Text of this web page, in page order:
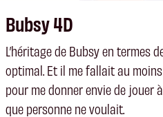
Bubsy 4D
L’héritage de Bubsy en termes
optimal. Et il me fallait au
pour me donner envie de jouer à
que personne ne voulait.